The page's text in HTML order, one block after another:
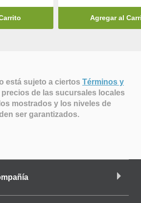
Agregar al
está sujeto a ciertos Términos y
precios de las sucursales locales
mostrados y los niveles de
ser garantizados.